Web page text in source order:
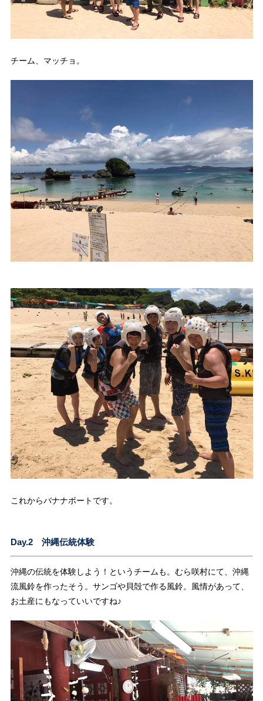
チーム、マッチョ。
これからバナナボートです。
Day.2 沖縄伝統体験
沖縄の伝統を体験しよう！というチームも。むら咲村にて、沖縄
流風鈴を作ったそう。サンゴや貝殻で作る風鈴。風情があって、
お土産にもなっていいですね♪